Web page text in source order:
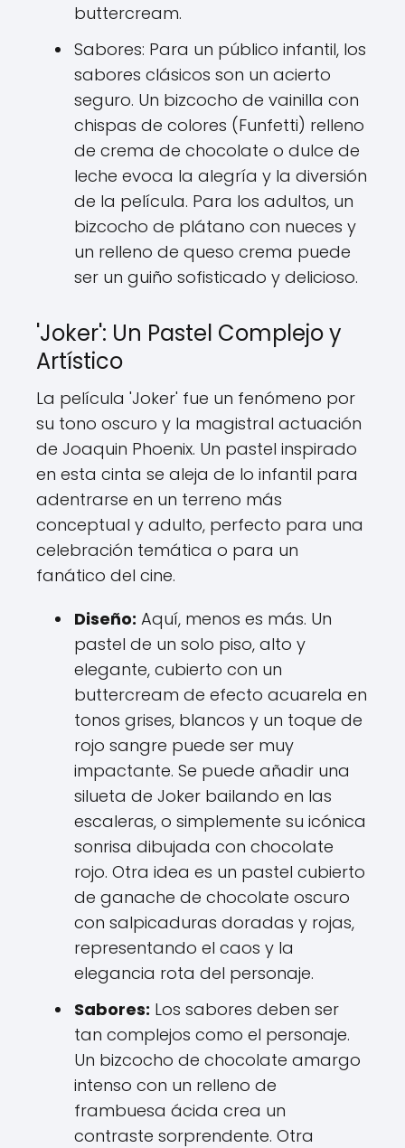
buttercream.
Sabores: Para un público infantil, los
sabores clásicos son un acierto
seguro. Un bizcocho de vainilla con
chispas de colores (Funfetti) relleno
de crema de chocolate o dulce de
leche evoca la alegría y la diversión
de la película. Para los adultos, un
bizcocho de plátano con nueces y
un relleno de queso crema puede
ser un guiño sofisticado y delicioso.
'Joker': Un Pastel Complejo y
Artístico
La película 'Joker' fue un fenómeno por
su tono oscuro y la magistral actuación
de Joaquin Phoenix. Un pastel inspirado
en esta cinta se aleja de lo infantil para
adentrarse en un terreno más
conceptual y adulto, perfecto para una
celebración temática o para un
fanático del cine.
Diseño: Aquí, menos es más. Un
pastel de un solo piso, alto y
elegante, cubierto con un
buttercream de efecto acuarela en
tonos grises, blancos y un toque de
rojo sangre puede ser muy
impactante. Se puede añadir una
silueta de Joker bailando en las
escaleras, o simplemente su icónica
sonrisa dibujada con chocolate
rojo. Otra idea es un pastel cubierto
de ganache de chocolate oscuro
con salpicaduras doradas y rojas,
representando el caos y la
elegancia rota del personaje.
Sabores: Los sabores deben ser
tan complejos como el personaje.
Un bizcocho de chocolate amargo
intenso con un relleno de
frambuesa ácida crea un
contraste sorprendente. Otra